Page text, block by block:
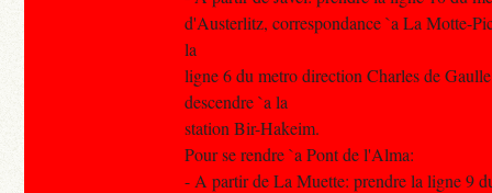
d'Austerlitz, correspondance `a La Motte-
la
ligne 6 du metro direction Charles de
descendre `a la
station Bir-Hakeim.
Pour se rendre `a Pont de l'Alma:
- A partir de La Muette: prendre la ligne 9